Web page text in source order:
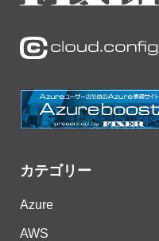
カテゴリー
Azure
AWS